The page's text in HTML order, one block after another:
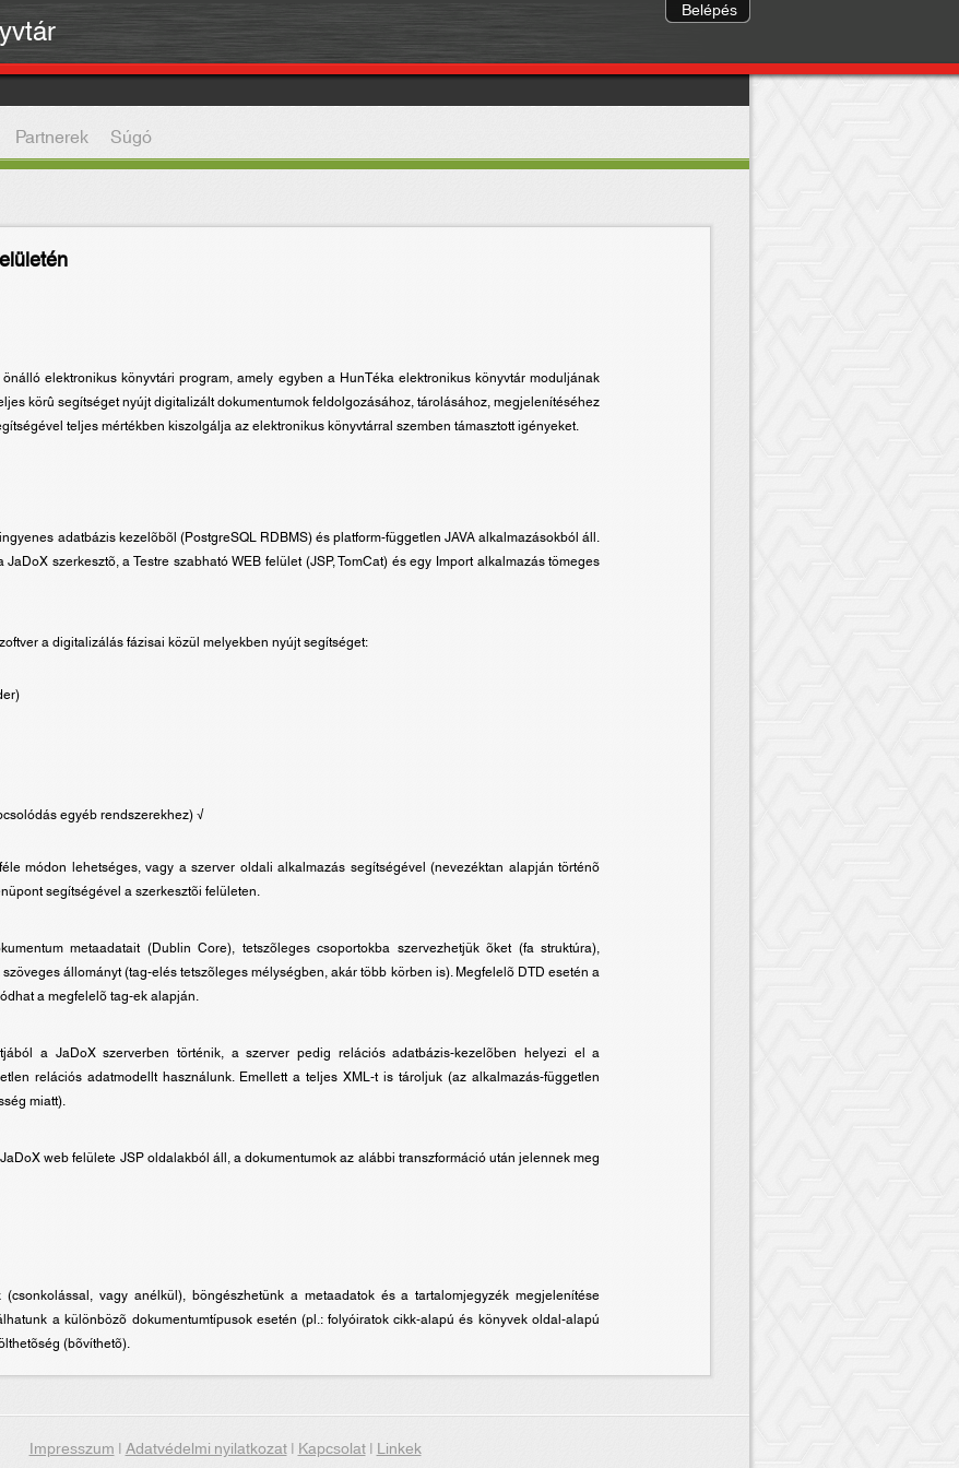
Partnerek Súgó
Belépés
elektronikus könyvtári program, amely egyben a HunTéka elektronikus könyvtár moduljának
körû segítséget nyújt digitalizált dokumentumok feldolgozásához, tárolásához, megjelenítéséhez
teljes mértékben kiszolgálja az elektronikus könyvtárral szemben támasztott igényeket.
adatbázis kezelõbõl (PostgreSQL RDBMS) és platform-független JAVA alkalmazásokból áll.
szerkesztõ, a Testre szabható WEB felület (JSP, TomCat) és egy Import alkalmazás tömeges
a digitalizálás fázisai közül melyekben nyújt segítséget:
egyéb rendszerekhez) √
módon lehetséges, vagy a szerver oldali alkalmazás segítségével (nevezéktan alapján történõ
segítségével a szerkesztõi felületen.
metaadatait (Dublin Core), tetszõleges csoportokba szervezhetjük õket (fa struktúra),
állományt (tag-elés tetszõleges mélységben, akár több körben is). Megfelelõ DTD esetén a
a megfelelõ tag-ek alapján.
a JaDoX szerverben történik, a szerver pedig relációs adatbázis-kezelõben helyezi el a
relációs adatmodellt használunk. Emellett a teljes XML-t is tároljuk (az alkalmazás-független
miatt).
web felülete JSP oldalakból áll, a dokumentumok az alábbi transzformáció után jelennek meg
vagy anélkül), böngészhetünk a metaadatok és a tartalomjegyzék megjelenítése
a különbözõ dokumentumtípusok esetén (pl.: folyóiratok cikk-alapú és könyvek oldal-alapú
(bõvíthetõ).
Impresszum|Adatvédelmi nyilatkozat|Kapcsolat|Linkek